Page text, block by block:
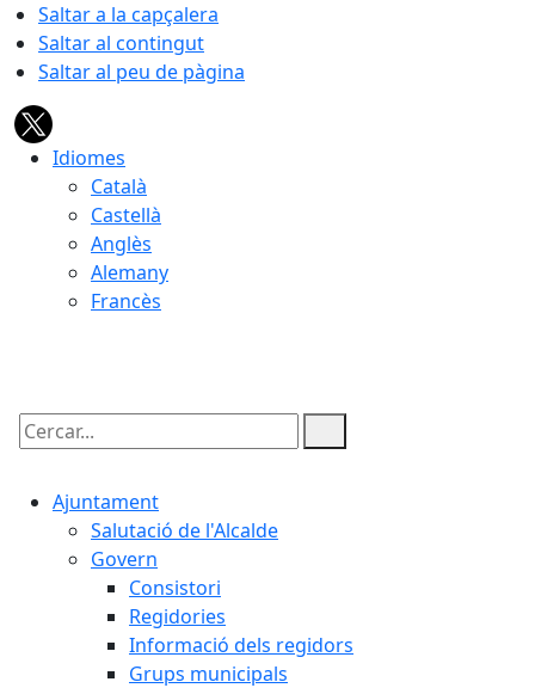
Saltar a la capçalera
Saltar al contingut
Saltar al peu de pàgina
Idiomes
Català
Castellà
Anglès
Alemany
Francès
Cercar:
Ajuntament
Salutació de l'Alcalde
Govern
Consistori
Regidories
Informació dels regidors
Grups municipals